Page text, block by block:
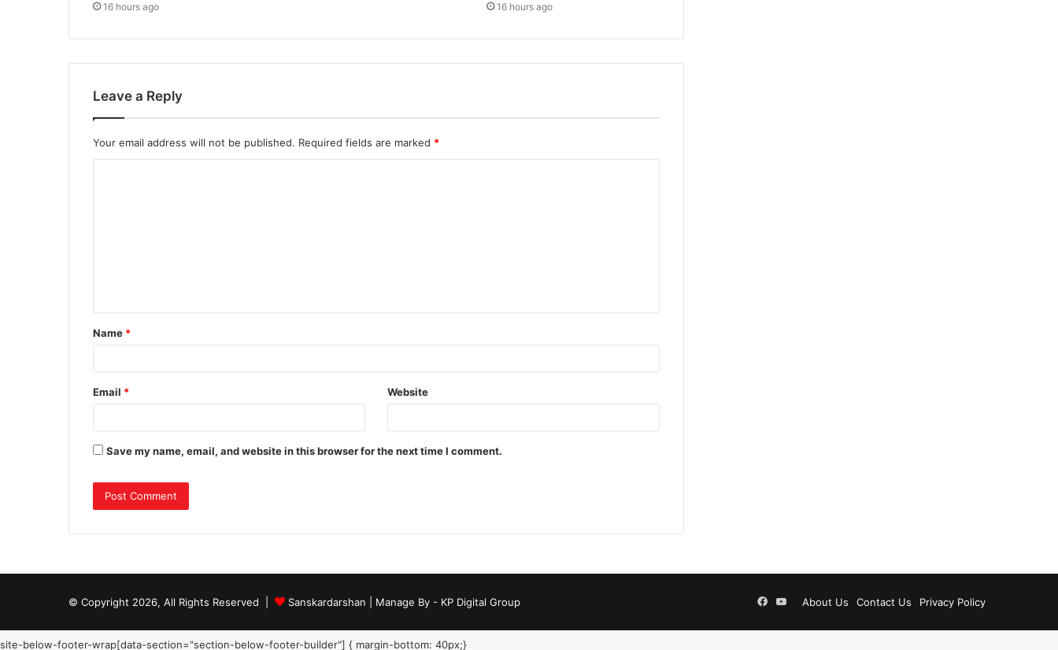
16 hours ago 16 hours ago
Leave a Reply
Your email address will not be published. Required fields are marked *
Name *
Email * Website
Save my name, email, and website in this browser for the next time I comment.
© Copyright 2026, All Rights Reserved | Sanskardarshan | Manage By - KP Digital Group About Us Contact Us Privacy Policy
Facebook
YouTube
site-below-footer-wrap[data-section="section-below-footer-builder"] { margin-bottom: 40px;}